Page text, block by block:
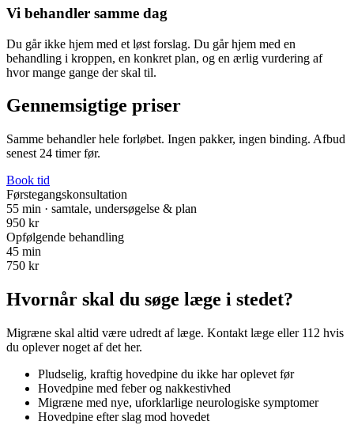
Vi behandler samme dag
Du går ikke hjem med et løst forslag. Du går hjem med en
behandling i kroppen, en konkret plan, og en ærlig vurdering af
hvor mange gange der skal til.
Gennemsigtige priser
Samme behandler hele forløbet. Ingen pakker, ingen binding. Afbud
senest 24 timer før.
Book tid
Førstegangskonsultation
55 min · samtale, undersøgelse & plan
950 kr
Opfølgende behandling
45 min
750 kr
Hvornår skal du søge læge i stedet?
Migræne skal altid være udredt af læge. Kontakt læge eller 112 hvis
du oplever noget af det her.
Pludselig, kraftig hovedpine du ikke har oplevet før
Hovedpine med feber og nakkestivhed
Migræne med nye, uforklarlige neurologiske symptomer
Hovedpine efter slag mod hovedet